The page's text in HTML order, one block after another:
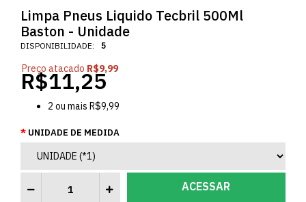
Limpa Pneus Liquido Tecbril 500Ml
Baston - Unidade
DISPONIBILIDADE: 5
Preço atacado R$9,99
R$11,25
2 ou mais R$9,99
UNIDADE DE MEDIDA
ACESSAR